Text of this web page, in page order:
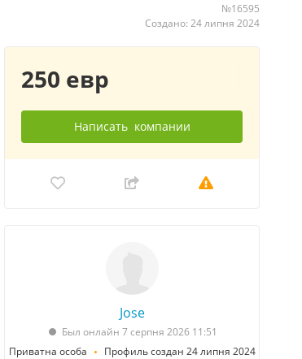
№16595
Создано: 24 липня 2024
250 евр
Написать компании
Jose
Был онлайн 7 серпня 2026 11:51
Приватна особа
Профиль создан 24 липня 2024